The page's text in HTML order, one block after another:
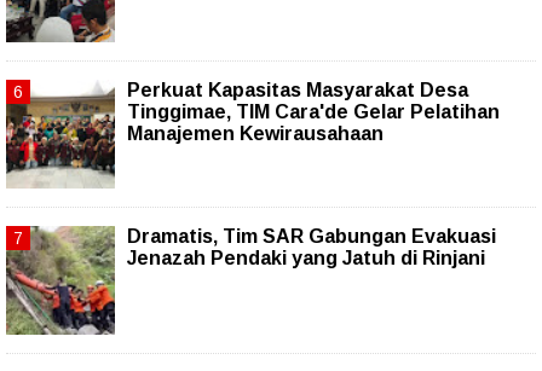
Perkuat Kapasitas Masyarakat Desa
Tinggimae, TIM Cara'de Gelar Pelatihan
Manajemen Kewirausahaan
Dramatis, Tim SAR Gabungan Evakuasi
Jenazah Pendaki yang Jatuh di Rinjani